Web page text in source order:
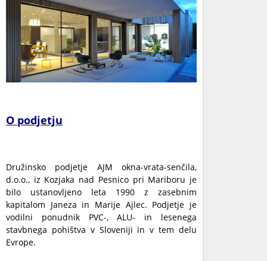
O podjetju
Družinsko podjetje AJM okna-vrata-senčila,
d.o.o., iz Kozjaka nad Pesnico pri Mariboru je
bilo ustanovljeno leta 1990 z zasebnim
kapitalom Janeza in Marije Ajlec. Podjetje je
vodilni ponudnik PVC-, ALU- in lesenega
stavbnega pohištva v Sloveniji in v tem delu
Evrope.